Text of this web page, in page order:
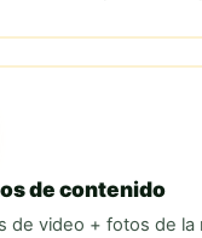
de contenido
de video + fotos de la